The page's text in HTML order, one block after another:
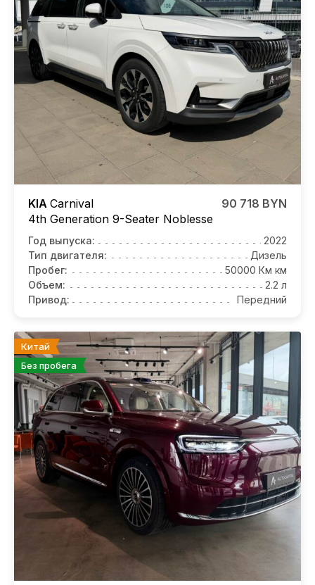
KIA Carnival
4th Generation 9-Seater Noblesse
90 718 BYN
Год выпуска:
2022
Тип двигателя:
Дизель
Пробег:
50000 Км км
Объем:
2.2 л
Привод:
Передний
Китай
Без пробега